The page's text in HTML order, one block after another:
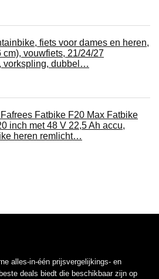
fiets voor dames en heren,
cm), vouwfiets, 21/24/27
vorkspling, dubbel…
Fatbike F20 Max Fatbike
inch met 48 V 22,5 Ah accu,
heren remlicht…
alles-in-één prijsvergelijkings- en
deals biedt die beschikbaar zijn op